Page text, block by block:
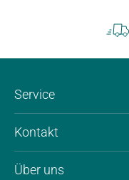
Service
Kontakt
Über uns